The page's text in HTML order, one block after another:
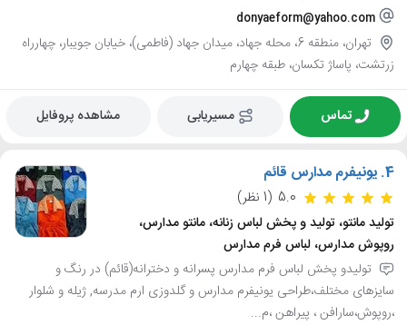
donyaeform@yahoo.com
تهران، منطقه 6، محله جهاد، میدان جهاد (فاطمی)، خیابان جویبار، چهارراه
زرتشت، پاساژ تکسان، طبقه چهارم
تماس مسیریابی مشاهده پروفایل
4. یونیفرم مدارس قائم
5.0 (1 نظر)
تولید مانتو، تولید و پخش لباس زنانه، مانتو مدارس،
روپوش مدارس، لباس فرم مدارس
تولیدو پخش لباس فرم مدارس پسرانه و دخترانه(قائم) در رنگ و
سایزهای مختلف،طراحی یونیفرم مدارس و گلدوزی ارم مدرسه, ژیله و شلوار
،روپوش،سارافن ، پیراهن ،م...